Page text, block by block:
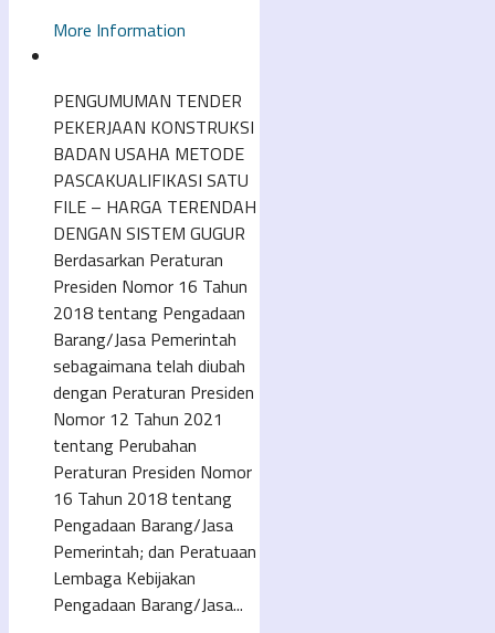
More Information
PENGUMUMAN TENDER
PEKERJAAN KONSTRUKSI
BADAN USAHA METODE
PASCAKUALIFIKASI SATU
FILE – HARGA TERENDAH
DENGAN SISTEM GUGUR
Berdasarkan Peraturan
Presiden Nomor 16 Tahun
2018 tentang Pengadaan
Barang/Jasa Pemerintah
sebagaimana telah diubah
dengan Peraturan Presiden
Nomor 12 Tahun 2021
tentang Perubahan
Peraturan Presiden Nomor
16 Tahun 2018 tentang
Pengadaan Barang/Jasa
Pemerintah; dan Peratuaan
Lembaga Kebijakan
Pengadaan Barang/Jasa...